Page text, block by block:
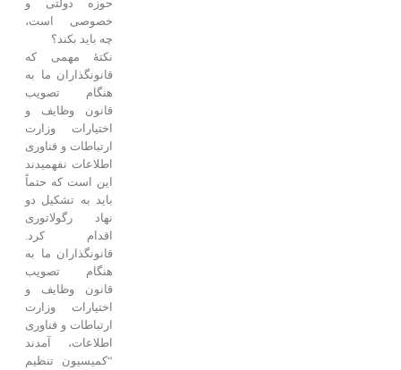
حوزه دولتی و
خصوصی است،
چه باید بکند؟
نکتۀ مهمی که
قانونگذاران ما به
هنگام تصویب
قانون وظایف و
اختیارات وزارت
ارتباطات و فناوری
اطلاعات نفهمیدند
این است که حتماً
باید به تشکیل دو
نهاد رگولاتوری
اقدام کرد.
قانونگذاران ما به
هنگام تصویب
قانون وظایف و
اختیارات وزارت
ارتباطات و فناوری
اطلاعات، آمدند
“کمیسیون تنظیم